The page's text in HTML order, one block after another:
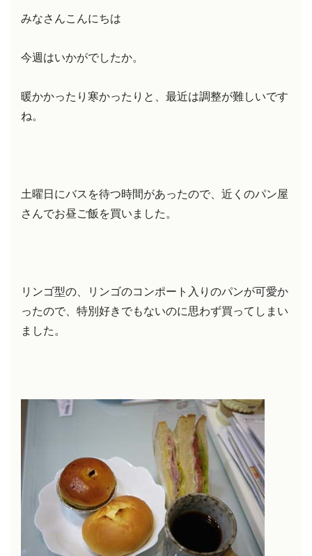
みなさんこんにちは
今週はいかがでしたか。
暖かかったり寒かったりと、最近は調整が難しいです
ね。
土曜日にバスを待つ時間があったので、近くのパン屋
さんでお昼ご飯を買いました。
リンゴ型の、リンゴのコンポート入りのパンが可愛か
ったので、特別好きでもないのに思わず買ってしまい
ました。